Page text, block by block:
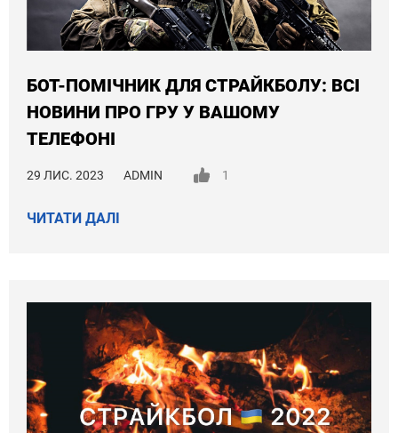
БОТ-ПОМІЧНИК ДЛЯ СТРАЙКБОЛУ: ВСІ
НОВИНИ ПРО ГРУ У ВАШОМУ
ТЕЛЕФОНІ
29 ЛИС. 2023 ADMIN 1
ЧИТАТИ ДАЛІ